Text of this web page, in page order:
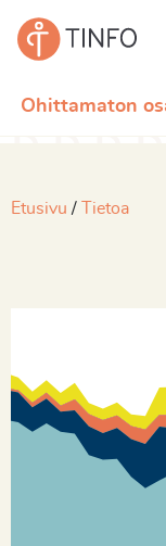
Ohittamaton
Etusivu Tietoa